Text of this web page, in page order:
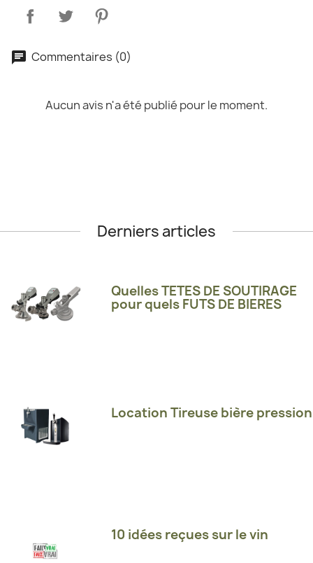
Commentaires (0)
Aucun avis n'a été publié pour le moment.
Derniers articles
Quelles TETES DE SOUTIRAGE
pour quels FUTS DE BIERES
Location Tireuse bière pression
10 idées reçues sur le vin